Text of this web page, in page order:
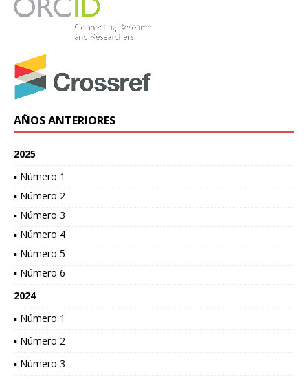
AÑOS ANTERIORES
2025
▪ Número 1
▪ Número 2
▪ Número 3
▪ Número 4
▪ Número 5
▪ Número 6
2024
▪ Número 1
▪ Número 2
▪ Número 3